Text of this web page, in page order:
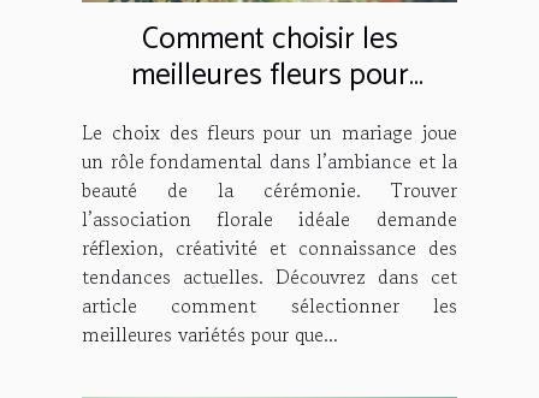
Comment choisir les
meilleures fleurs pour
décorer votre mariage
Le choix des fleurs pour un mariage joue
un rôle fondamental dans l’ambiance et la
beauté de la cérémonie. Trouver
l’association florale idéale demande
réflexion, créativité et connaissance des
tendances actuelles. Découvrez dans cet
article comment sélectionner les
meilleures variétés pour que...